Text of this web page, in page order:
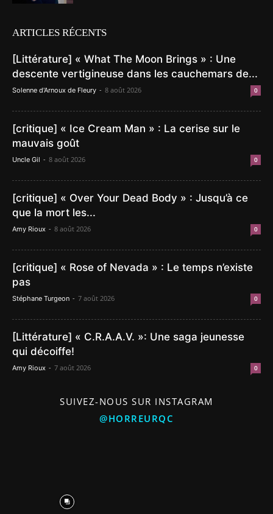
ARTICLES RÉCENTS
[Littérature] « What The Moon Brings » : Une
descente vertigineuse dans les cauchemars de...
Solenne d'Arnoux de Fleury - 8 août 2026 0
[critique] « Ice Cream Man » : La cerise sur le
mauvais goût
Uncle Gil - 8 août 2026 0
[critique] « Over Your Dead Body » : Jusqu’à ce
que la mort les...
Amy Rioux - 8 août 2026 0
[critique] « Rose of Nevada » : Le temps n’existe
pas
Stéphane Turgeon - 7 août 2026 0
[Littérature] « C.R.A.A.V. »: Une saga jeunesse
qui décoiffe!
Amy Rioux - 7 août 2026 0
SUIVEZ-NOUS SUR INSTAGRAM
@HORREURQC